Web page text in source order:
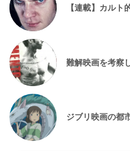
【連載】カルト
難解映画を考察
ジブリ映画の都